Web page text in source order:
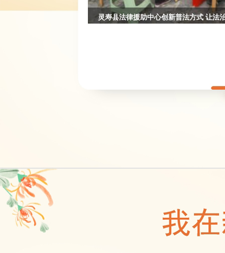
灵寿县法律援助中心创新普法方式 让法